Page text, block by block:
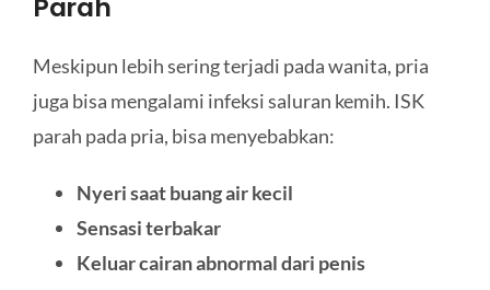
Meskipun lebih sering terjadi pada wanita, pria
juga bisa mengalami infeksi saluran kemih. ISK
parah pada pria, bisa menyebabkan:
Nyeri saat buang air kecil
Sensasi terbakar
Keluar cairan abnormal dari penis